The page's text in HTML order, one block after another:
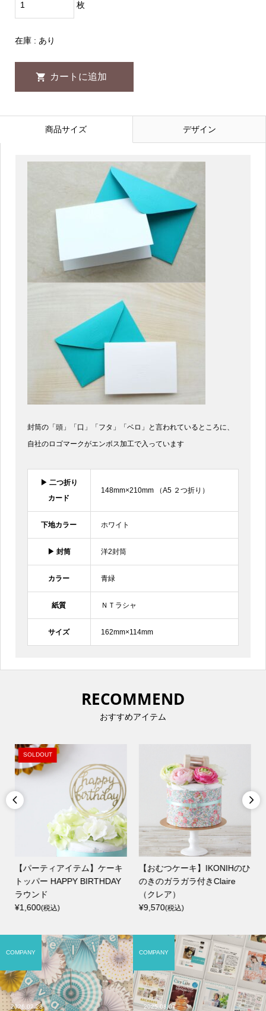
枚
在庫 : あり
商品サイズ デザイン
封筒の「頭」「口」「フタ」「ベロ」と言われているところに、
自社のロゴマークがエンボス加工で入っています
▶︎ 二つ折り
カード
148mm×210mm （A5 ２つ折り）
下地カラー ホワイト
▶︎ 封筒 洋2封筒
カラー 青緑
紙質 ＮＴラシャ
サイズ 162mm×114mm
RECOMMEND
おすすめアイテム

SOLDOUT
【パーティアイテム】ケーキ
トッパー HAPPY BIRTHDAY
ラウンド
¥1,600(税込)
【おむつケーキ】IKONIHのひ
のきのガラガラ付きClaire
（クレア）
¥9,570(税込)

2026.02.28
COMPANY
2025.08.07
COMPANY